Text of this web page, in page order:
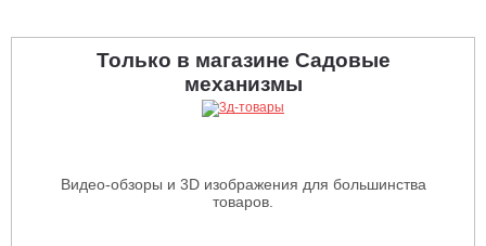
Только в магазине Садовые
механизмы
Видео-обзоры и 3D изображения для большинства
товаров.